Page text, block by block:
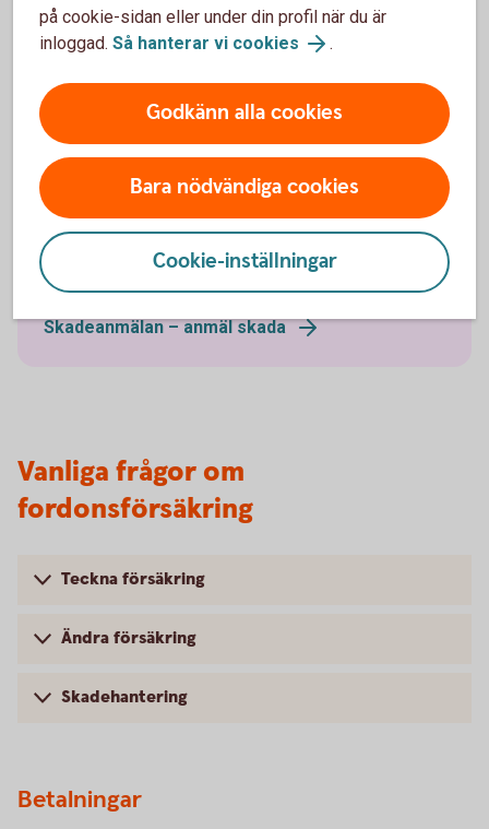
Anmäl skada
Har olyckan varit framme?
Här kan du göra din anmälan och ansöka om
ersättning.
Skadeanmälan – anmäl skada
Vanliga frågor om
fordonsförsäkring
Teckna försäkring
Ändra försäkring
Skadehantering
Betalningar
på cookie-sidan eller under din profil när du är
inloggad. Så hanterar vi cookies .
Godkänn alla cookies
Bara nödvändiga cookies
Cookie-inställningar